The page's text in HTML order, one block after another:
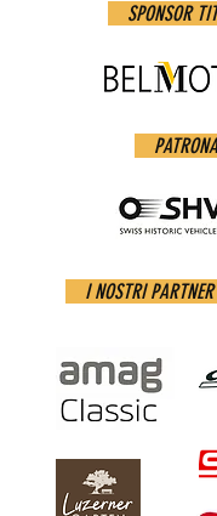
SPONSOR
I NOSTRI PARTNER